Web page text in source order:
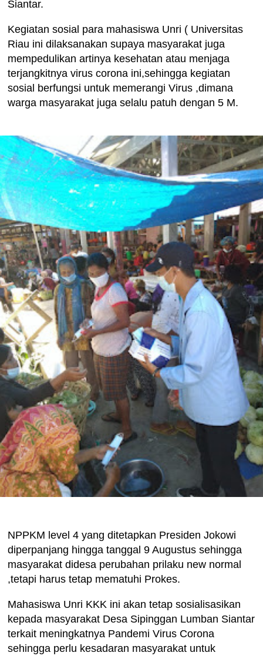
Siantar.
Kegiatan sosial para mahasiswa Unri ( Universitas
Riau ini dilaksanakan supaya masyarakat juga
mempedulikan artinya kesehatan atau menjaga
terjangkitnya virus corona ini,sehingga kegiatan
sosial berfungsi untuk memerangi Virus ,dimana
warga masyarakat juga selalu patuh dengan 5 M.
NPPKM level 4 yang ditetapkan Presiden Jokowi
diperpanjang hingga tanggal 9 Augustus sehingga
masyarakat didesa perubahan prilaku new normal
,tetapi harus tetap mematuhi Prokes.
Mahasiswa Unri KKK ini akan tetap sosialisasikan
kepada masyarakat Desa Sipinggan Lumban Siantar
terkait meningkatnya Pandemi Virus Corona
sehingga perlu kesadaran masyarakat untuk